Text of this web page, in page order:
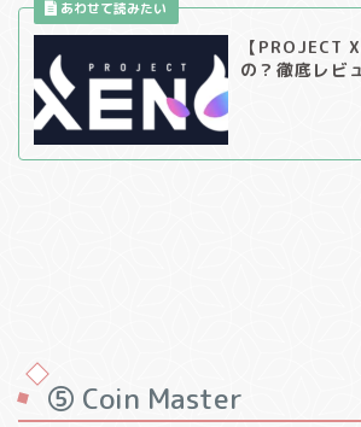
【PROJECT
の？徹底レビ
⑤ Coin Master